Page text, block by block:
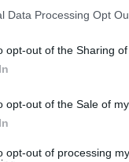
Data Processing Opt
opt-out of the Sharing
opt-out of the Sale of
opt-out of processing
δεν ψάχνει
στιγμιαία
Εδώ μιλάμε
"story", για
δεν ήξερε ακόμα